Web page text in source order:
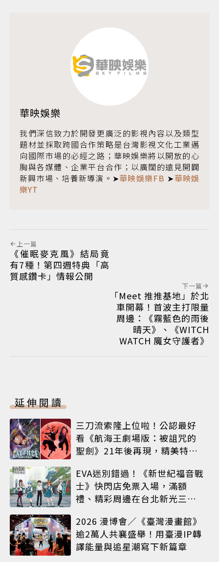
華映娛樂
我們深信致力於開發更廣泛的影視內容以及類型
題材並採取跨國合作策略是台灣影視文化工業邁
向國際市場的必經之路；華映娛樂將以開放的心
胸與各媒體、企業平台合作；以廣闊的遠見開闢
新興市場、培養新導演。➤華映娛樂FB ➤華映娛
樂YT
上一篇
《催眠麥克風》結局竟
有7種！第四週特典「高
質感鑽卡」情報公開
下一篇
「Meet 推推基地」於北
車開幕！首波主打限量
周邊：《霧藍色的雨後
晴天》、《WITCH
WATCH 魔女守護者》
延伸閱讀
三刀流索隆上位啦！公認最好
看《航海王劇場版：被詛咒的
聖劍》21年後再現，精美特典
EVA迷別錯過！《新世紀福音戰
士》快閃店免票入場，滿額
禮、精彩周邊在台北新光三越
2026 漫博會／《臺灣漫畫館》
逾2萬人共襄盛舉！用臺漫IP轉
譯能量與追星潮寫下新篇章